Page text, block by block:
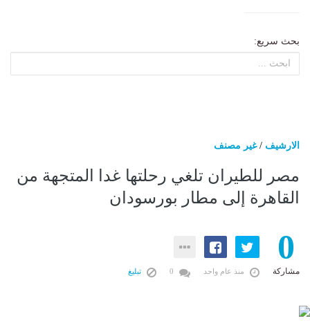
بحث سريع:
الارشيف /غير مصنف
مصر للطيران تلغي رحلتها غدا المتجهة من
القاهرة إلى مطار بورسودان
0
مشاركة منذ عام واحد تبليغ